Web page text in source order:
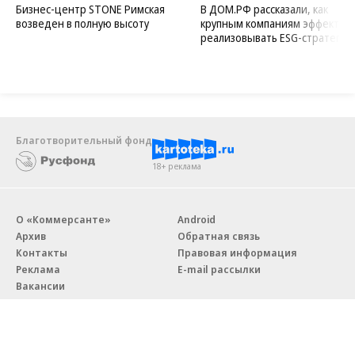
Бизнес-центр STONE Римская
возведен в полную высоту
В ДОМ.РФ рассказали, как
крупным компаниям
реализовывать ESG-стратегию
Благотворительный фонд
18+ реклама
О «Коммерсанте»
Архив
Контакты
Реклама
Вакансии
Android
Обратная связь
Правовая информация
E-mail рассылки